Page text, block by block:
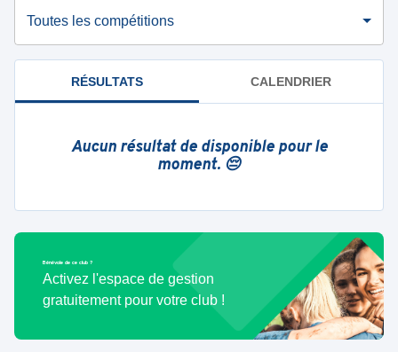
Toutes les compétitions
RÉSULTATS CALENDRIER
Aucun résultat de disponible pour le
moment. 😔
Bénévole de ce club ?
Activez l'espace de gestion
gratuitement pour votre club !